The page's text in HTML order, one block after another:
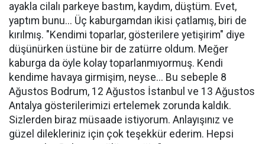
ayakla cilalı parkeye bastım, kaydım, düştüm. Evet,
yaptım bunu... Üç kaburgamdan ikisi çatlamış, biri de
kırılmış. "Kendimi toparlar, gösterilere yetişirim" diye
düşünürken üstüne bir de zatürre oldum. Meğer
kaburga da öyle kolay toparlanmıyormuş. Kendi
kendime havaya girmişim, neyse... Bu sebeple 8
Ağustos Bodrum, 12 Ağustos İstanbul ve 13 Ağustos
Antalya gösterilerimizi ertelemek zorunda kaldık.
Sizlerden biraz müsaade istiyorum. Anlayışınız ve
güzel dilekleriniz için çok teşekkür ederim. Hepsi